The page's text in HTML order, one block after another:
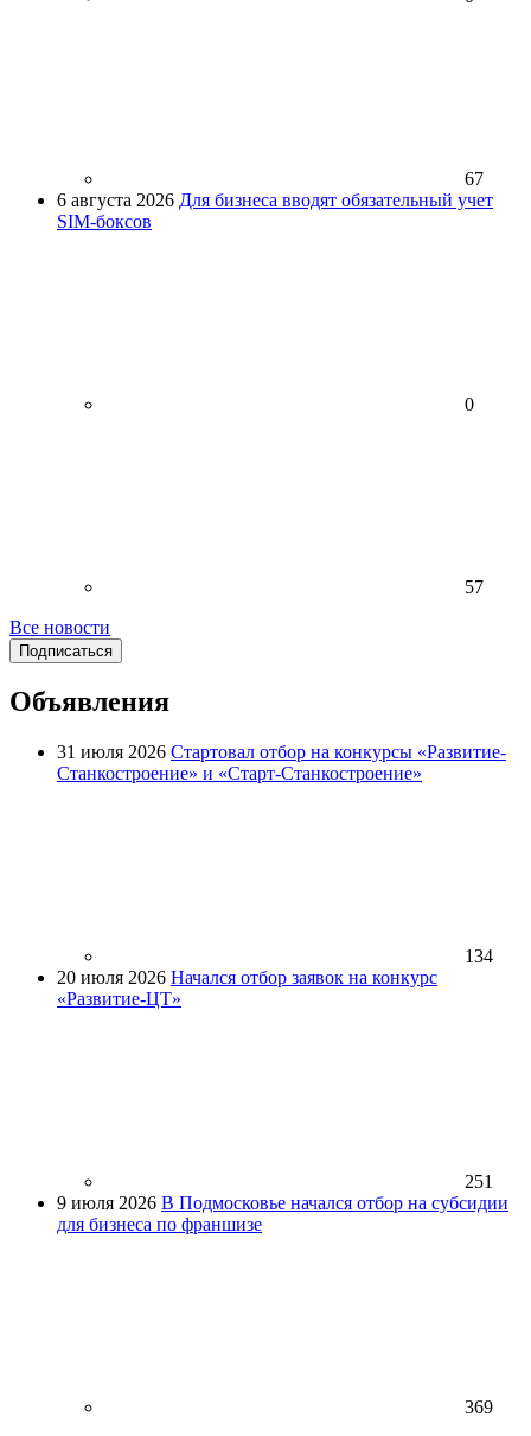
67
6 августа 2026 Для бизнеса вводят обязательный учет
SIM-боксов
0
57
Все новости
Подписаться
Объявления
31 июля 2026 Стартовал отбор на конкурсы «Развитие-
Станкостроение» и «Старт-Станкостроение»
134
20 июля 2026 Начался отбор заявок на конкурс
«Развитие-ЦТ»
251
9 июля 2026 В Подмосковье начался отбор на субсидии
для бизнеса по франшизе
369